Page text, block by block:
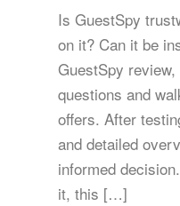
Is GuestSpy
on it? Can it be
GuestSpy
questions and
offers. After
and detailed
informed
it, this […]